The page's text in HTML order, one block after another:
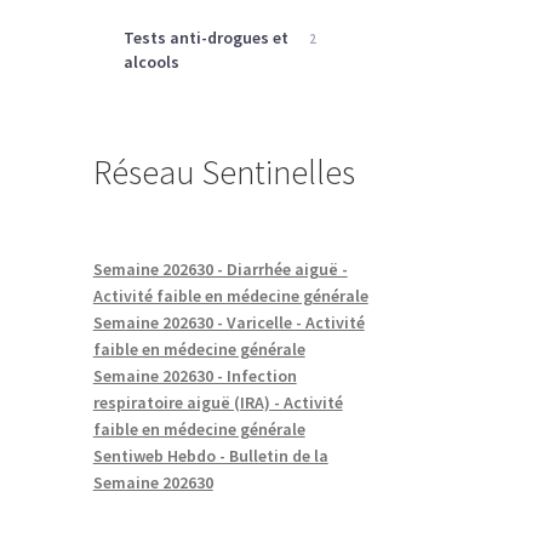
Tests anti-drogues et
alcools
2
Réseau Sentinelles
Semaine 202630 - Diarrhée aiguë -
Activité faible en médecine générale
Semaine 202630 - Varicelle - Activité
faible en médecine générale
Semaine 202630 - Infection
respiratoire aiguë (IRA) - Activité
faible en médecine générale
Sentiweb Hebdo - Bulletin de la
Semaine 202630